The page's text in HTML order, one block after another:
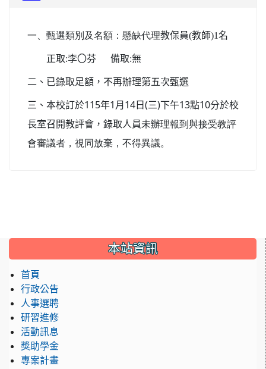
一、甄選類別及名額： 懸缺代理教保員(教師)1名
正取:李〇芬 備取:無
二、已錄取足額，不再辦理第五次甄選
三、本校訂於115年1 月 14 日 (三)下午13點10分於校
長室召開教評會，錄取人員未辦理報到與接受教評
會審議者，視同放棄，不得異議。
::: 本站資訊
首頁
行政公告
人事選聘
研習進修
活動訊息
獎助學金
專案計畫